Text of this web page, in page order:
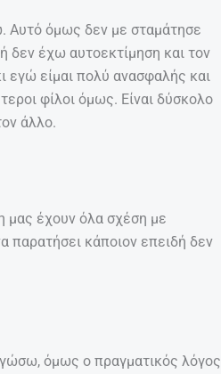
Αυτό όμως δεν με σταμάτησε
δεν έχω αυτοεκτίμηση και τον
εγώ είμαι πολύ ανασφαλής και
φίλοι όμως. Είναι δύσκολο
άλλο.
μας έχουν όλα σχέση με
παρατήσει κάποιον επειδή δεν
όμως ο πραγματικός λόγος